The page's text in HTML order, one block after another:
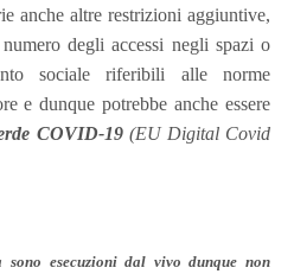
anche altre restrizioni aggiuntive,
degli accessi negli spazi o
sociale riferibili alle norme
e dunque potrebbe anche essere
COVID-19 (EU Digital Covid
esecuzioni dal vivo dunque non